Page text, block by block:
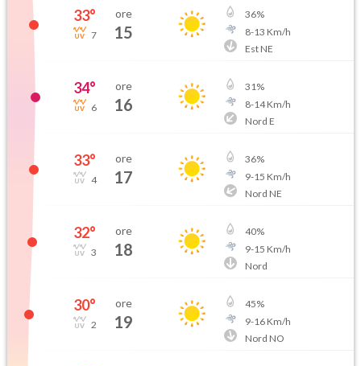
33°
7
ore
15
36%
8-13 Km/h
Est NE
34°
6
ore
16
31%
8-14Km/h
Nord E
33°
4
ore
17
36%
9-15 Km/h
Nord NE
32°
3
ore
18
40%
9-15 Km/h
Nord
30°
2
ore
19
45%
9-16Km/h
Nord NO